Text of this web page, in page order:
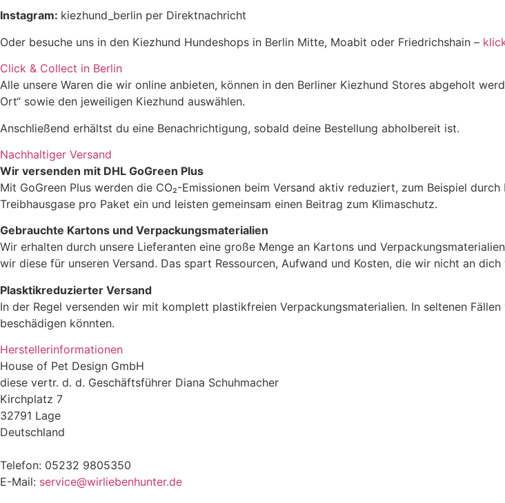
Instagram: kiezhund_berlin per Direktnachricht
Oder besuche uns in den Kiezhund Hundeshops in Berlin Mitte, Moabit oder Friedrichshain –
Click & Collect in Berlin
Alle unsere Waren die wir online anbieten, können in den Berliner Kiezhund Stores abgeholt
Ort“ sowie den jeweiligen Kiezhund auswählen.
Anschließend erhältst du eine Benachrichtigung, sobald deine Bestellung abholbereit ist.
Nachhaltiger Versand
Wir versenden mit DHL GoGreen Plus
Mit GoGreen Plus werden die CO₂-Emissionen beim Versand aktiv reduziert, zum Beispiel
Treibhausgase pro Paket ein und leisten gemeinsam einen Beitrag zum Klimaschutz.
Gebrauchte Kartons und Verpackungsmaterialien
Wir erhalten durch unsere Lieferanten eine große Menge an Kartons und
wir diese für unseren Versand. Das spart Ressourcen, Aufwand und Kosten, die wir nicht an dich
Plasktikreduzierter Versand
In der Regel versenden wir mit komplett plastikfreien Verpackungsmaterialien. In seltenen
beschädigen könnten.
Herstellerinformationen
House of Pet Design GmbH
diese vertr. d. d. Geschäftsführer Diana Schuhmacher
Kirchplatz 7
32791 Lage
Deutschland
Telefon: 05232 9805350
E-Mail: service@wirliebenhunter.de